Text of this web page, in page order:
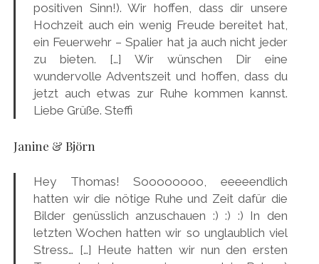
positiven Sinn!). Wir hoffen, dass dir unsere
Hochzeit auch ein wenig Freude bereitet hat,
ein Feuerwehr – Spalier hat ja auch nicht jeder
zu bieten. […] Wir wünschen Dir eine
wundervolle Adventszeit und hoffen, dass du
jetzt auch etwas zur Ruhe kommen kannst.
Liebe Grüße. Steffi
Janine & Björn
Hey Thomas! Soooooooo, eeeeendlich
hatten wir die nötige Ruhe und Zeit dafür die
Bilder genüsslich anzuschauen :) :) :) In den
letzten Wochen hatten wir so unglaublich viel
Stress… […] Heute hatten wir nun den ersten